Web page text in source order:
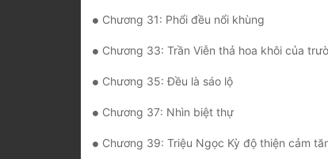
Chương 31: Phổi đều nổi khùng
Chương 33: Trần Viễn thả hoa khôi của
Chương 35: Đều là sáo lộ
Chương 37: Nhìn biệt thự
Chương 39: Triệu Ngọc Kỳ độ thiện cảm